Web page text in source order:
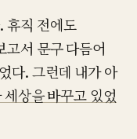
휴직 전에도
서 문구 다듬어
다. 그런데 내가 아
상을 바꾸고 있었